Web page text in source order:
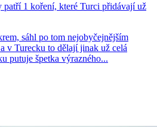
1 koření, které Turci přidávají už
sáhl po tom nejobyčejnějším
v Turecku to dělají jinak už celá
putuje špetka výrazného...